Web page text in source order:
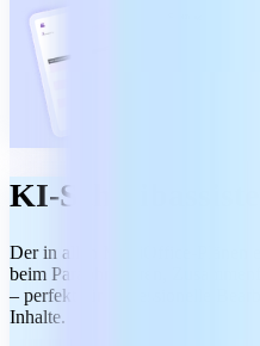
KI-
Der in allen MobiOffice-Plänen
beim Paraphrasieren,
– perfekt für professionelle
Inhalte.